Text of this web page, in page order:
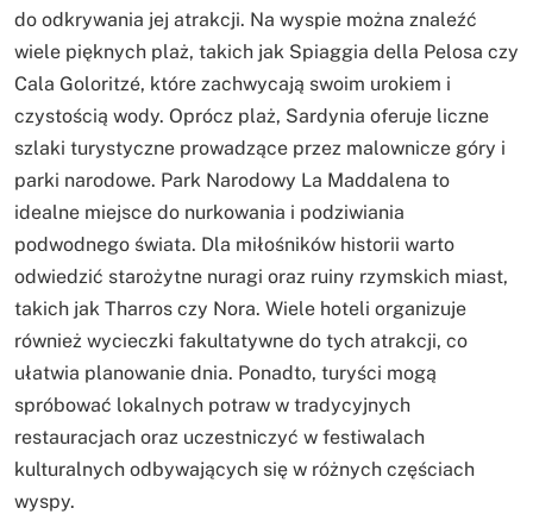
do odkrywania jej atrakcji. Na wyspie można znaleźć
wiele pięknych plaż, takich jak Spiaggia della Pelosa czy
Cala Goloritzé, które zachwycają swoim urokiem i
czystością wody. Oprócz plaż, Sardynia oferuje liczne
szlaki turystyczne prowadzące przez malownicze góry i
parki narodowe. Park Narodowy La Maddalena to
idealne miejsce do nurkowania i podziwiania
podwodnego świata. Dla miłośników historii warto
odwiedzić starożytne nuragi oraz ruiny rzymskich miast,
takich jak Tharros czy Nora. Wiele hoteli organizuje
również wycieczki fakultatywne do tych atrakcji, co
ułatwia planowanie dnia. Ponadto, turyści mogą
spróbować lokalnych potraw w tradycyjnych
restauracjach oraz uczestniczyć w festiwalach
kulturalnych odbywających się w różnych częściach
wyspy.